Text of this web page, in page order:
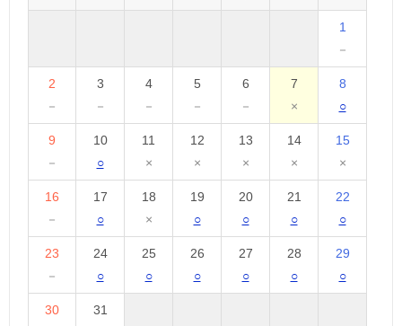
1
－
2
－
3
－
4
－
5
－
6
－
7
×
8
○
9
－
10
○
11
×
12
×
13
×
14
×
15
×
16
－
17
○
18
×
19
○
20
○
21
○
22
○
23
－
24
○
25
○
26
○
27
○
28
○
29
○
30
31